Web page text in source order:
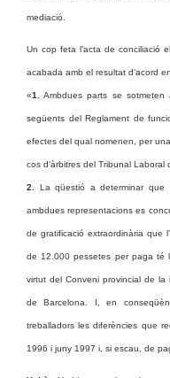
mediació.
Un cop feta l’acta de conciliació
acabada amb el resultat d’acord
«1. Ambdues parts se sotmeten
següents del Reglament de
efectes del qual nomenen, per
cos d’àrbitres del Tribunal Laboral
2. La qüestió a determinar que
ambdues representacions es
de gratificació extraordinària que
de 12.000 pessetes per paga té
virtut del Conveni provincial de la
de Barcelona. I, en
treballadors les diferències que
1996 i juny 1997 i, si escau, de